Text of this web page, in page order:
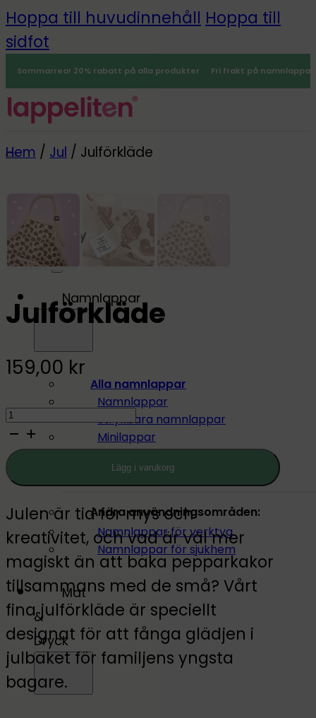
Hoppa till huvudinnehåll Hoppa till
sidfot
Sommarrea! 20% rabatt på alla produkter Fri frakt på namnlappar
Meny
Namnlappar
Alla namnlappar
Namnlappar
Strykbara namnlappar
Minilappar
Pennlappar
Andra användningsområden:
Namnlappar för verktyg
Namnlappar för sjukhem
Mat
&
Dryck
0
Hem / Jul / Julförkläde
Julförkläde
159,00 kr
Julförkläde
quantity
Lägg i varukorg
Julen är tid för mys och
kreativitet, och vad är väl mer
magiskt än att baka pepparkakor
tillsammans med de små? Vårt
fina julförkläde är speciellt
designat för att fånga glädjen i
julbaket för familjens yngsta
bagare.